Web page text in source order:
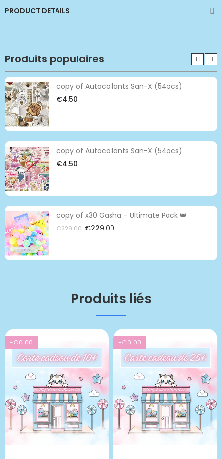
PRODUCT DETAILS
Produits populaires
copy of Autocollants San-X (54pcs)
€4.50
copy of Autocollants San-X (54pcs)
€4.50
copy of x30 Gasha – Ultimate Pack 👑
€229.00 €229.00
Produits liés
-€0.00 -€0.00